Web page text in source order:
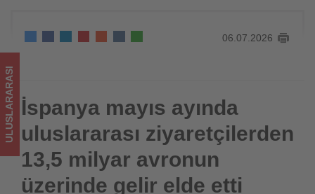
avronun
üzerinde
gelir
elde
etti
-
Tourexpi,
06.07.2026
İspanya mayıs ayında uluslararası ziyaretçilerden 13,5 milyar
avronun üzerinde gelir elde etti
ULUSLARARASI İspanya mayıs ayında
uluslararası ziyaretçilerden
13,5 milyar avronun
üzerinde gelir elde etti